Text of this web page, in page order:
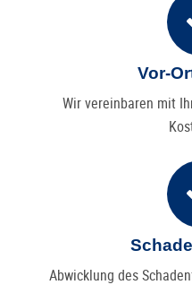
Vor-
Wir vereinbaren mit
Abwicklung des